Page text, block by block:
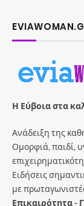
Η Εύβοια στα
Ανάδειξη της
Ομορφιά, παιδί,
Ειδήσεις
με
Επικαιρότητα -